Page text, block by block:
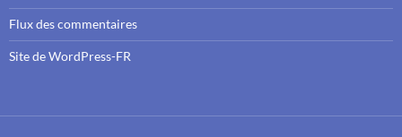
Flux des commentaires
Site de WordPress-FR